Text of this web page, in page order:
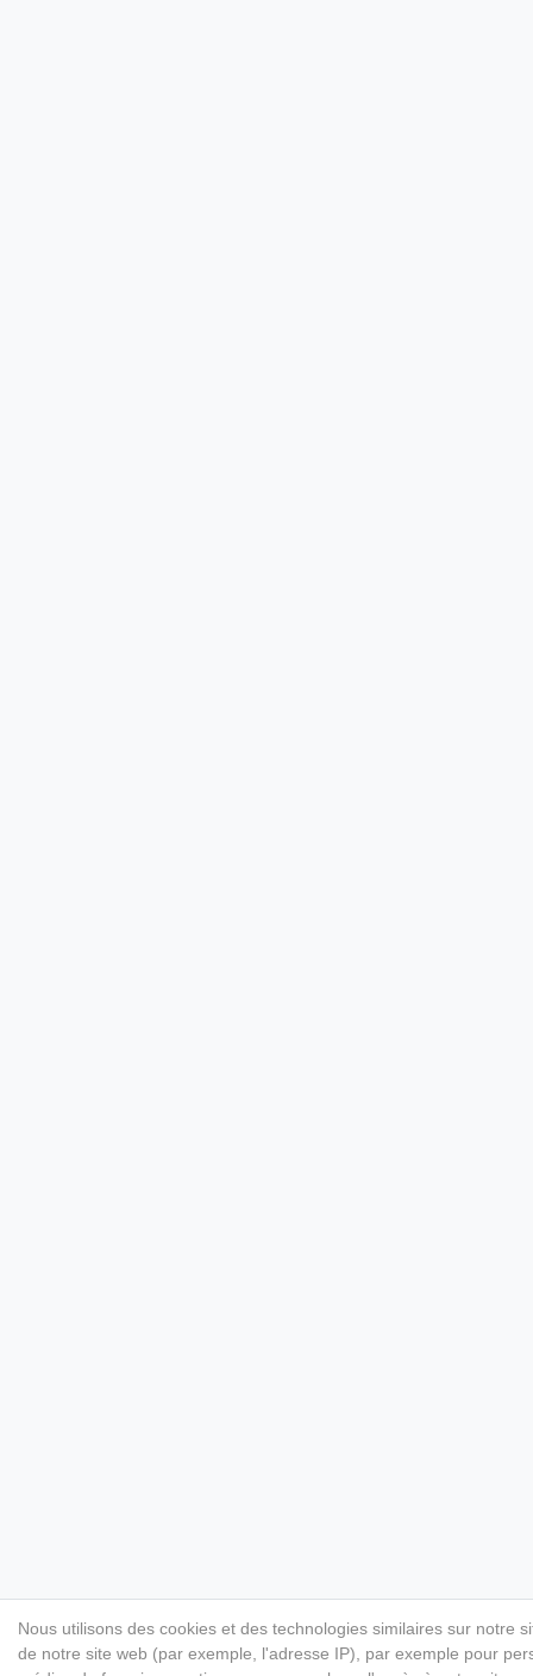
Nous utilisons des cookies et des technologies similaires sur notre
de notre site web (par exemple, l'adresse IP), par exemple pour